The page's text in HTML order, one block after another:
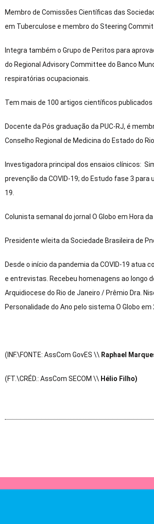
Membro de Comissões Científicas das
em Tuberculose e membro do Steering
Integra também o Grupo de Peritos para
do Regional Advisory Committee do Banco
respiratórias ocupacionais.
Tem mais de 100 artigos científicos
Docente da Pós graduação da PUC-RJ, é
Conselho Regional de Medicina do Estado do
Investigadora principal dos ensaios clínicos:
prevenção da COVID-19; do Estudo fase 3 para
19.
Colunista semanal do jornal O Globo em Hora da
Presidente wleita da Sociedade Brasileira de
Desde o início da pandemia da COVID-19
e entrevistas. Recebeu homenagens ao longo
Arquidiocese do Rio de Janeiro / Prêmio Dra.
Personalidade do Ano pelo sistema O Globo em
(INF.\FONTE: AssCom GovES \\ Raphael
(FT.\CRÉD.: AssCom SECOM \\ Hélio Filho)